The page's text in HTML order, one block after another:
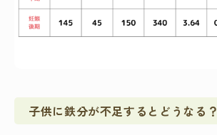
子供に鉄分が不足するとどうなる？